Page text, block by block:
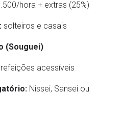
hora + extras (25%)
solteiros e casais
(Souguei)
refeições acessíveis
Nissei, Sansei ou